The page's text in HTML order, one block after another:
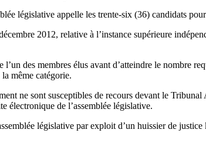
législative appelle les trente-six (36) candidats
2012, relative à l’instance supérieure
l’un des membres élus avant d’atteindre le nombre
même catégorie.
ne sont susceptibles de recours devant le
électronique de l’assemblée législative.
législative par exploit d’un huissier de